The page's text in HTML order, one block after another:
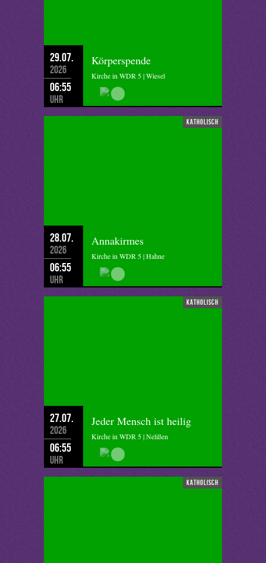
29.07.
2026
06:55
Uhr
Körperspende
Kirche in WDR 5 | Wiesel
katholisch
28.07.
2026
06:55
Uhr
Annakirmes
Kirche in WDR 5 | Hahne
katholisch
27.07.
2026
06:55
Uhr
Jeder Mensch ist heilig
Kirche in WDR 5 | Nelißen
katholisch